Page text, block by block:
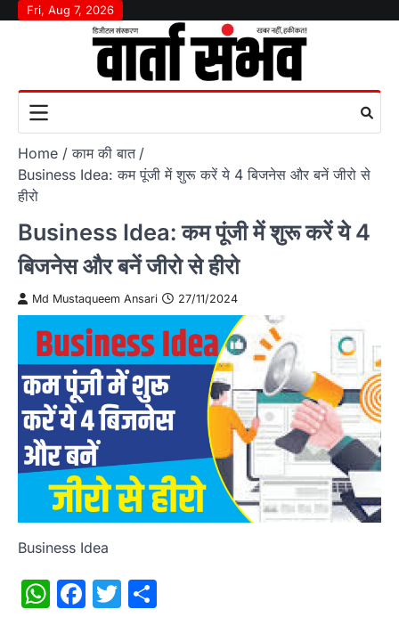
SkipFri, Aug 7, 2026
Home
काम की बात
Business Idea: कम पूंजी में शुरू करें ये 4 बिजनेस और बनें जीरो से
हीरो
Business Idea: कम पूंजी में शुरू करें ये 4
बिजनेस और बनें जीरो से हीरो
Md Mustaqueem Ansari 27/11/2024
Business Idea
WhatsApp
Facebook
Twitter